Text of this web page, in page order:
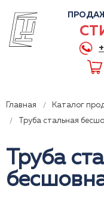
Главная Каталог
Труба стальная
Труба